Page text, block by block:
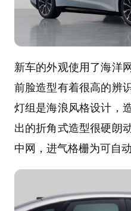
新车的外观使用了海洋
前脸造型有着很高的辨
灯组是海浪风格设计，
出的折角式造型很硬朗
中网，进气格栅为可自动